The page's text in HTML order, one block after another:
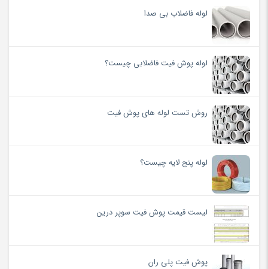
لوله فاضلاب بی صدا
لوله پوش فیت فاضلابی چیست؟
روش تست لوله های پوش فیت
لوله پنج لایه چیست؟
لیست قیمت پوش فیت سوپر درین
پوش فیت پلی ران